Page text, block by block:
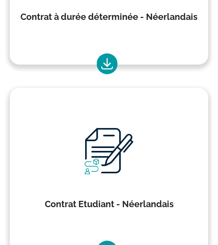
Contrat à durée déterminée - Néerlandais
Contrat Etudiant - Néerlandais